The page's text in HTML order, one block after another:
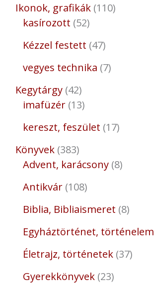
Ikonok, grafikák 110
kasírozott 52
Kézzel festett 47
vegyes technika 7
Kegytárgy 42
imafüzér 13
kereszt, feszület 17
Könyvek 383
Advent, karácsony 8
Antikvár 108
Biblia, Bibliaismeret 8
Egyháztörténet, történelem
Életrajz, történetek 37
Gyerekkönyvek 23